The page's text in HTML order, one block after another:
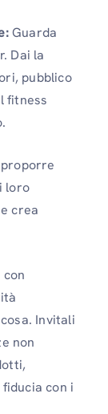
Guarda
Dai la
pubblico
fitness
loro
crea
Invitali
non
con i